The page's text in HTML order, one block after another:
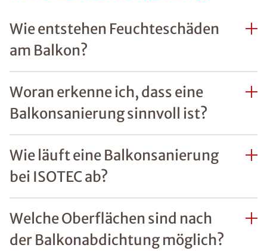
Wie entstehen Feuchteschäden
am Balkon?
Woran erkenne ich, dass eine
Balkonsanierung sinnvoll ist?
Wie läuft eine Balkonsanierung
bei ISOTEC ab?
Welche Oberflächen sind nach
der Balkonabdichtung möglich?